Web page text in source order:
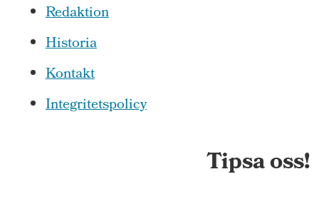
Redaktion
Historia
Kontakt
Integritetspolicy
Tipsa oss!